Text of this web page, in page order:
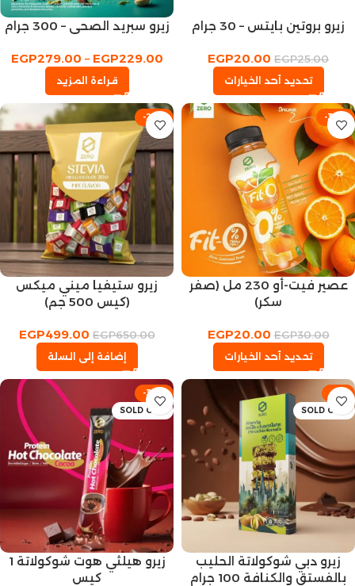
زيرو بروتين بايتس – 30 جرام
EGP25.00
EGP20.00
تحديد أحد الخيارات
زيرو سبريد الصحي – 300 جرام
EGP229.00
–
EGP279.00
قراءة المزيد
-33%
عصير فيت-أو 230 مل (صفر
سكر)
EGP30.00
EGP20.00
تحديد أحد الخيارات
-23%
زيرو ستيفيا ميني ميكس
(كيس 500 جم)
EGP650.00
EGP499.00
إضافة إلى السلة
-7%
SOLD OUT
زيرو دبي شوكولاتة الحليب
بالفستق والكنافة 100 جرام
-38%
SOLD OUT
زيرو هيلثي هوت شوكولاتة 1
كيس